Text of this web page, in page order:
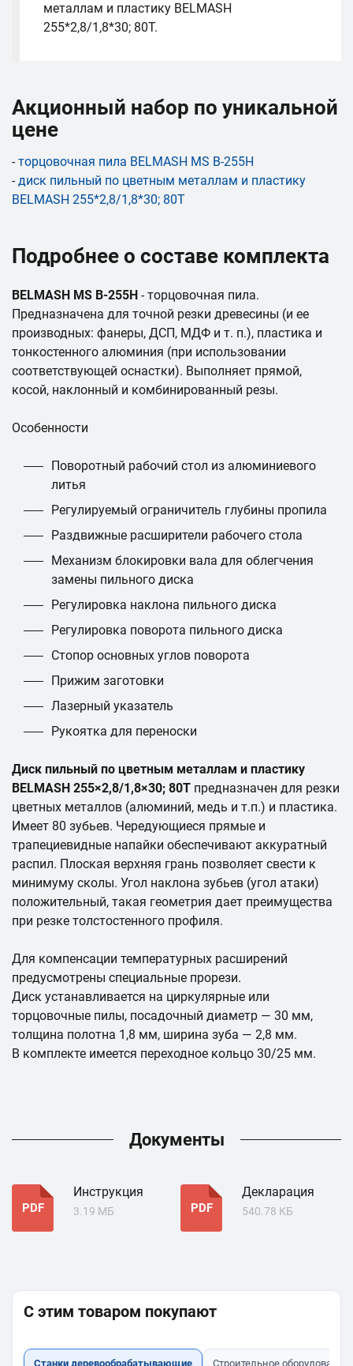
металлам и пластику BELMASH
255*2,8/1,8*30; 80T.
Акционный набор по уникальной
цене
-торцовочная пила BELMASH MS B-255H
-диск пильный по цветным металлам и пластику
BELMASH 255*2,8/1,8*30; 80T
Подробнее о составе комплекта
BELMASH MS B-255H - торцовочная пила.
Предназначена для точной резки древесины (и ее
производных: фанеры, ДСП, МДФ и т. п.), пластика и
тонкостенного алюминия (при использовании
соответствующей оснастки). Выполняет прямой,
косой, наклонный и комбинированный резы.
Особенности
Поворотный рабочий стол из алюминиевого
литья
Регулируемый ограничитель глубины пропила
Раздвижные расширители рабочего стола
Механизм блокировки вала для облегчения
замены пильного диска
Регулировка наклона пильного диска
Регулировка поворота пильного диска
Стопор основных углов поворота
Прижим заготовки
Лазерный указатель
Рукоятка для переноски
Диск пильный по цветным металлам и пластику
BELMASH 255×2,8/1,8×30; 80T предназначен для резки
цветных металлов (алюминий, медь и т.п.) и пластика.
Имеет 80 зубьев. Чередующиеся прямые и
трапециевидные напайки обеспечивают аккуратный
распил. Плоская верхняя грань позволяет свести к
минимуму сколы. Угол наклона зубьев (угол атаки)
положительный, такая геометрия дает преимущества
при резке толстостенного профиля.
Для компенсации температурных расширений
предусмотрены специальные прорези.
Диск устанавливается на циркулярные или
торцовочные пилы, посадочный диаметр — 30 мм,
толщина полотна 1,8 мм, ширина зуба — 2,8 мм.
В комплекте имеется переходное кольцо 30/25 мм.
Документы
PDF
Инструкция
3.19 МБ PDF
Декларация
540.78 КБ
С этим товаром покупают
Станки деревообрабатывающие Строительное оборудование